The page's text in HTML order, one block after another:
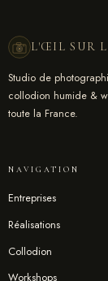
L'ŒIL SUR
Studio de
collodion humide &
toute la France.
NAVIGATION
Entreprises
Réalisations
Collodion
Workshops